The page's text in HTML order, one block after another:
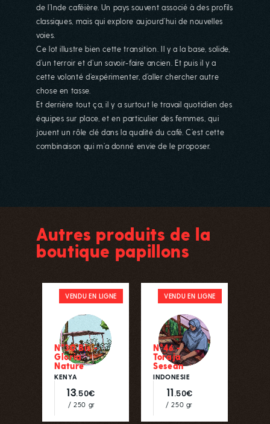
de l’Inde caféière. Un pays souvent associé à des profils
classiques, mais qui explore aujourd’hui de nouvelles
voies.
Ce lot illustre bien cette transition. Il y a la base, solide,
d’un terroir et d’un savoir-faire ancien. Et puis il y a
cette volonté d’expérimenter, d’aller chercher autre
chose en tasse.
Et derrière tout ça, il y a surtout le travail quotidien des
équipes sur place, et en particulier des femmes, qui
jouent un rôle clé dans la qualité du café. C’est cette
combinaison qui m’a donné envie de le proposer.
Autres produits de la
boutique papillons
VENDU EN LIGNE
N°30 Bis -
Gloria
Nature
KENYA
13.50€
/ 250 gr
VENDU EN LIGNE
N°46 -
Toraja
Sesean
INDONESIE
11.50€
/ 250 gr